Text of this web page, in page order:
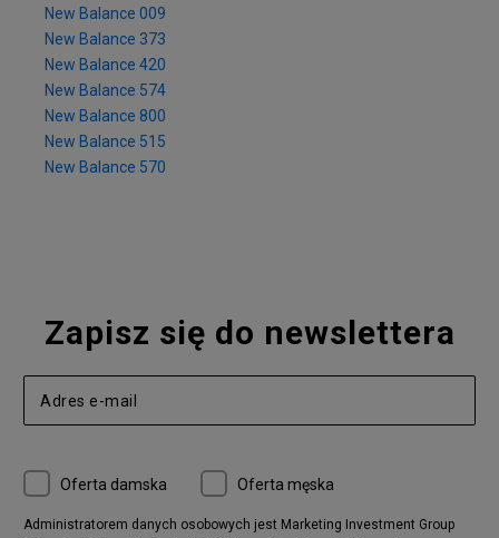
New Balance 009
New Balance 373
New Balance 420
New Balance 574
New Balance 800
New Balance 515
New Balance 570
Zapisz się do newslettera
Oferta damska Oferta męska
Administratorem danych osobowych jest Marketing Investment Group